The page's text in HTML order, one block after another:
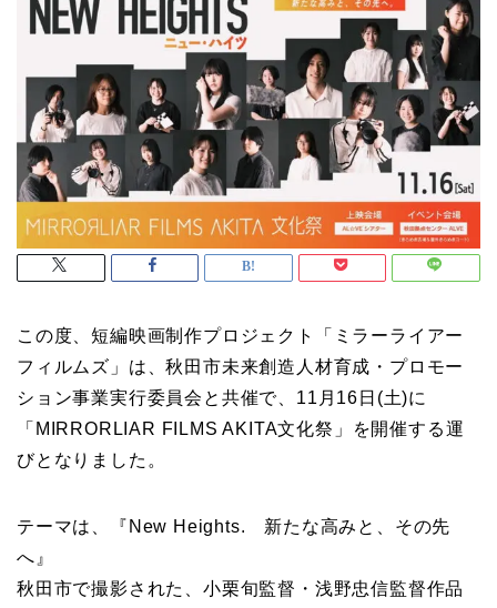
この度、短編映画制作プロジェクト「ミラーライアー
フィルムズ」は、秋田市未来創造人材育成・プロモー
ション事業実行委員会と共催で、11月16日(土)に
「MIRRORLIAR FILMS AKITA文化祭」を開催する運
びとなりました。
テーマは、『New Heights. 新たな高みと、その先
へ』
秋田市で撮影された、小栗旬監督・浅野忠信監督作品